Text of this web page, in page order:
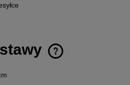
kosztów płatności